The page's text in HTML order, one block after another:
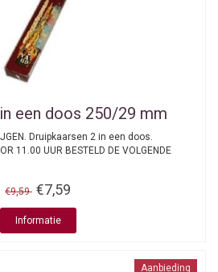
een doos 250/29 mm
Druipkaarsen 2 in een doos.
11.00 UUR BESTELD DE VOLGENDE
€9,59 €7,59
Informatie
Aanbieding